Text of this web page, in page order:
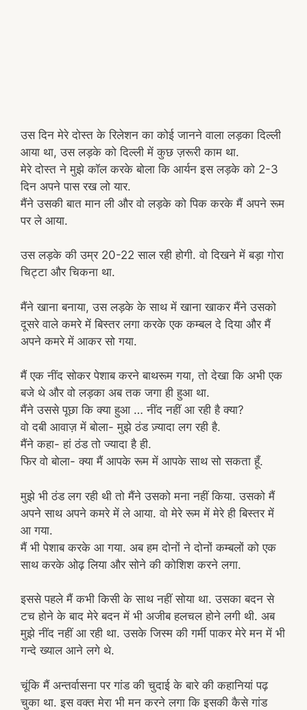
उस दिन मेरे दोस्त के रिलेशन का कोई जानने वाला लड़का दिल्ली
आया था, उस लड़के को दिल्ली में कुछ ज़रूरी काम था.
मेरे दोस्त ने मुझे कॉल करके बोला कि आर्यन इस लड़के को 2-3
दिन अपने पास रख लो यार.
मैंने उसकी बात मान ली और वो लड़के को पिक करके मैं अपने रूम
पर ले आया.
उस लड़के की उम्र 20-22 साल रही होगी. वो दिखने में बड़ा गोरा
चिट्टा और चिकना था.
मैंने खाना बनाया, उस लड़के के साथ में खाना खाकर मैंने उसको
दूसरे वाले कमरे में बिस्तर लगा करके एक कम्बल दे दिया और मैं
अपने कमरे में आकर सो गया.
मैं एक नींद सोकर पेशाब करने बाथरूम गया, तो देखा कि अभी एक
बजे थे और वो लड़का अब तक जगा ही हुआ था.
मैंने उससे पूछा कि क्या हुआ … नींद नहीं आ रही है क्या?
वो दबी आवाज़ में बोला- मुझे ठंड ज़्यादा लग रही है.
मैंने कहा- हां ठंड तो ज्यादा है ही.
फिर वो बोला- क्या मैं आपके रूम में आपके साथ सो सकता हूँ.
मुझे भी ठंड लग रही थी तो मैंने उसको मना नहीं किया. उसको मैं
अपने साथ अपने कमरे में ले आया. वो मेरे रूम में मेरे ही बिस्तर में
आ गया.
मैं भी पेशाब करके आ गया. अब हम दोनों ने दोनों कम्बलों को एक
साथ करके ओढ़ लिया और सोने की कोशिश करने लगा.
इससे पहले मैं कभी किसी के साथ नहीं सोया था. उसका बदन से
टच होने के बाद मेरे बदन में भी अजीब हलचल होने लगी थी. अब
मुझे नींद नहीं आ रही था. उसके जिस्म की गर्मी पाकर मेरे मन में भी
गन्दे ख्याल आने लगे थे.
चूंकि मैं अन्तर्वासना पर गांड की चुदाई के बारे की कहानियां पढ़
चुका था. इस वक्त मेरा भी मन करने लगा कि इसकी कैसे गांड